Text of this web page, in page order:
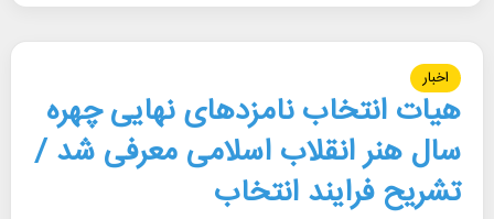
اخبار
هیات انتخاب نامزدهای نهایی چهره
سال هنر انقلاب اسلامی معرفی شد /
تشریح فرایند انتخاب